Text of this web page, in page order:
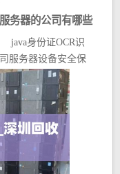
务器的公司有哪些
身份证OCR识
务器设备安全保